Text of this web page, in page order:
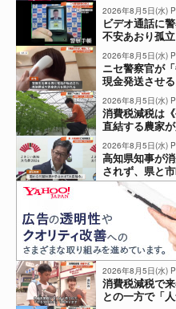
2026年8月5日(水)
ビデオ通話に
不安あおり孤
2026年8月5日(水)
ニセ警察官が
現金発送させ
2026年8月5日(水)
消費税減税は
直結する農家
2026年8月5日(水)
高知県知事が
されず、県と
2026年8月5日(水)
消費税減税で
との一方で「